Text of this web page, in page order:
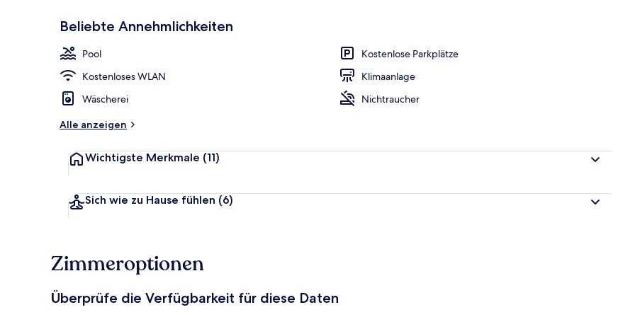
Beliebte Annehmlichkeiten
Pool
Kostenlose Parkplätze
Kostenloses WLAN
Klimaanlage
Wäscherei
Nichtraucher
Alle anzeigen
Wichtigste Merkmale (11)
Sich wie zu Hause fühlen (6)
Zimmeroptionen
Überprüfe die Verfügbarkeit für diese Daten